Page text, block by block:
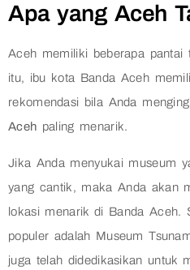
Apa yang Aceh
Aceh memiliki beberapa pantai
itu, ibu kota Banda Aceh
rekomendasi bila Anda
Aceh paling menarik.
Jika Anda menyukai museum
yang cantik, maka Anda akan
lokasi menarik di Banda Aceh.
populer adalah Museum
juga telah didedikasikan untuk